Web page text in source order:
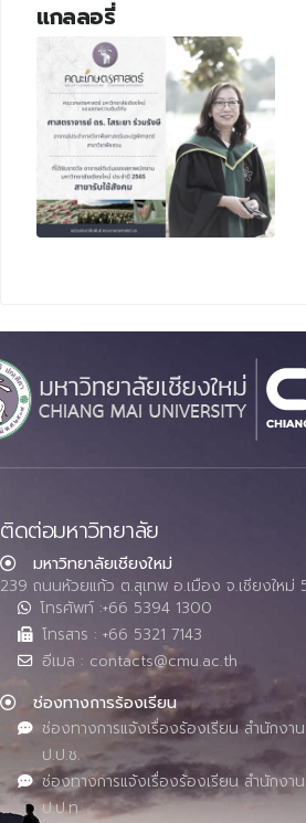
แกลลอรี่
ติดต่อมหาวิทยาลัย
มหาวิทยาลัยเชียงใหม่
239 ถนนห้วยแก้ว ต.สุเทพ อ.เมือง จ.เชียงใหม่
โทรศัพท์ :+66 5394 1300
โทรสาร : +66 5321 7143
อีเมล : contacts@cmu.ac.th
ช่องทางการร้องเรียน
ช่องทางการแจ้งเรื่องร้องเรียน สำนักงาน
ป.ป.ช.
ช่องทางการแจ้งเรื่องร้องเรียน สำนักงาน
ป.ป.ท.